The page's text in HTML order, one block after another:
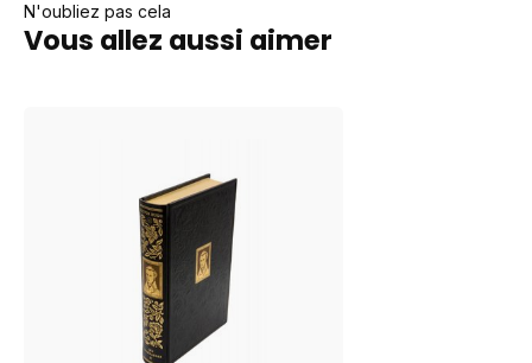
N'oubliez pas cela
Vous allez aussi aimer